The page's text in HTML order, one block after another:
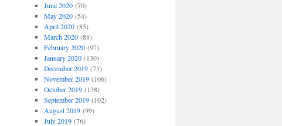
June 2020(70)
May 2020(54)
April 2020(85)
March 2020(88)
February 2020(97)
January 2020(130)
December 2019(75)
November 2019(106)
October 2019(138)
September 2019(102)
August 2019(99)
July 2019(76)